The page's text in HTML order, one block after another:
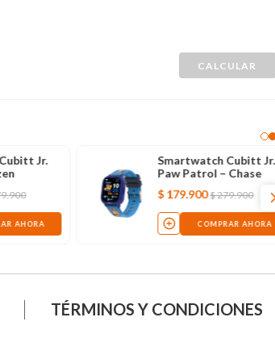
Jr.
AHORA
Smartwatch Cubitt Jr.
Disney – Cars
NO DISPONIBLE
TÉRMINOS Y CONDICIONES